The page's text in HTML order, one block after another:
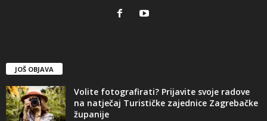
JOŠ OBJAVA
Volite fotografirati? Prijavite svoje radove
na natječaj Turističke zajednice Zagrebačke
županije